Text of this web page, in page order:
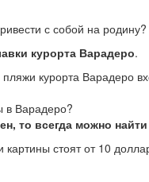
с собой на
курорта Варадеро.
курорта Варадеро
в Варадеро?
то всегда можно
стоят от 10